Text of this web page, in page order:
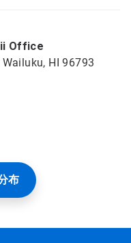
Office
HI 96793
布